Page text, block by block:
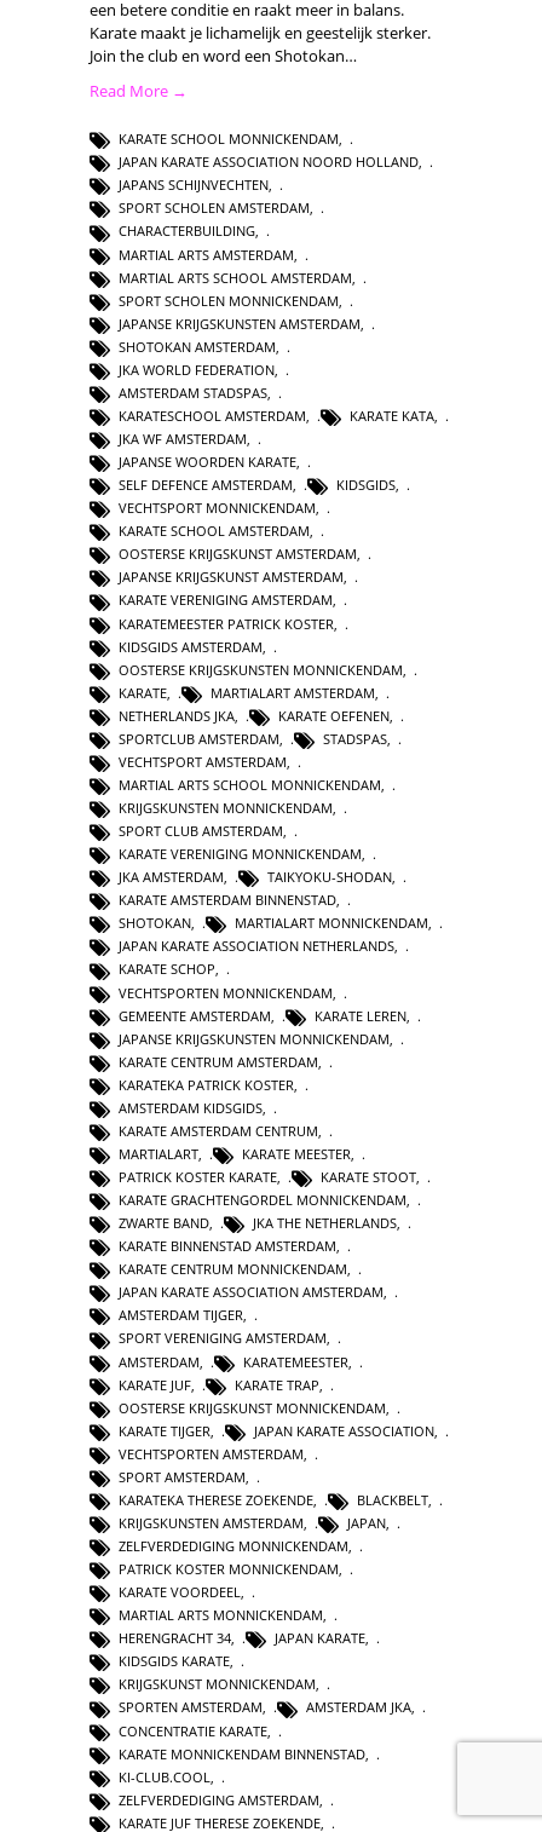
een betere conditie en raakt meer in balans.
Karate maakt je lichamelijk en geestelijk sterker.
Join the club en word een Shotokan…
Read More →
KARATE SCHOOL MONNICKENDAM,
JAPAN KARATE ASSOCIATION NOORD HOLLAND,
JAPANS SCHIJNVECHTEN,
SPORT SCHOLEN AMSTERDAM,
CHARACTERBUILDING,
MARTIAL ARTS AMSTERDAM
MARTIAL ARTS SCHOOL AMSTERDAM
SPORT SCHOLEN MONNICKENDAM
JAPANSE KRIJGSKUNSTEN AMSTERDAM
SHOTOKAN AMSTERDAM
JKA WORLD FEDERATION
AMSTERDAM STADSPAS
KARATESCHOOL AMSTERDAM
KARATE KATA
JKA WF AMSTERDAM,
JAPANSE WOORDEN KARATE,
SELF DEFENCE AMSTERDAM, KIDSGIDS,
VECHTSPORT MONNICKENDAM,
KARATE SCHOOL AMSTERDAM,
OOSTERSE KRIJGSKUNST AMSTERDAM,
JAPANSE KRIJGSKUNST AMSTERDAM,
KARATE VERENIGING AMSTERDAM,
KARATEMEESTER PATRICK KOSTER
KIDSGIDS AMSTERDAM
OOSTERSE KRIJGSKUNSTEN MONNICKENDAM
KARATE
MARTIALART AMSTERDAM
NETHERLANDS JKA
KARATE OEFENEN
SPORTCLUB AMSTERDAM
STADSPAS
VECHTSPORT AMSTERDAM
MARTIAL ARTS SCHOOL MONNICKENDAM
KRIJGSKUNSTEN MONNICKENDAM,
SPORT CLUB AMSTERDAM,
KARATE VERENIGING MONNICKENDAM,
JKA AMSTERDAM, TAIKYOKU-SHODAN,
KARATE AMSTERDAM BINNENSTAD,
SHOTOKAN, MARTIALART MONNICKENDAM,
JAPAN KARATE ASSOCIATION NETHERLANDS,
KARATE SCHOP,
VECHTSPORTEN MONNICKENDAM
GEMEENTE AMSTERDAM
KARATE LEREN
JAPANSE KRIJGSKUNSTEN MONNICKENDAM
KARATE CENTRUM AMSTERDAM
KARATEKA PATRICK KOSTER
AMSTERDAM KIDSGIDS
KARATE AMSTERDAM CENTRUM
MARTIALART
KARATE MEESTER
PATRICK KOSTER KARATE, KARATE STOOT,
KARATE GRACHTENGORDEL MONNICKENDAM,
ZWARTE BAND, JKA THE NETHERLANDS,
KARATE BINNENSTAD AMSTERDAM,
KARATE CENTRUM MONNICKENDAM,
JAPAN KARATE ASSOCIATION AMSTERDAM,
AMSTERDAM TIJGER,
SPORT VERENIGING AMSTERDAM,
AMSTERDAM
KARATEMEESTER
KARATE JUF
KARATE TRAP
OOSTERSE KRIJGSKUNST MONNICKENDAM
KARATE TIJGER
JAPAN KARATE ASSOCIATION
VECHTSPORTEN AMSTERDAM
SPORT AMSTERDAM
KARATEKA THERESE ZOEKENDE
BLACKBELT
KRIJGSKUNSTEN AMSTERDAM
JAPAN
ZELFVERDEDIGING MONNICKENDAM,
PATRICK KOSTER MONNICKENDAM,
KARATE VOORDEEL,
MARTIAL ARTS MONNICKENDAM,
HERENGRACHT 34, JAPAN KARATE,
KIDSGIDS KARATE,
KRIJGSKUNST MONNICKENDAM,
SPORTEN AMSTERDAM, AMSTERDAM JKA,
CONCENTRATIE KARATE
KARATE MONNICKENDAM BINNENSTAD
KI-CLUB.COOL
ZELFVERDEDIGING AMSTERDAM
KARATE JUF THERESE ZOEKENDE